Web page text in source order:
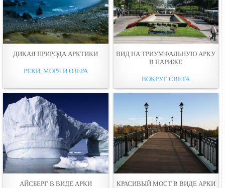
ДИКАЯ ПРИРОДА АРКТИКИ
РЕКИ, МОРЯ И ОЗЕРА
ВИД НА ТРИУМФАЛЬНУЮ АРКУ
В ПАРИЖЕ
ВОКРУГ СВЕТА
АЙСБЕРГ В ВИДЕ АРКИ КРАСИВЫЙ МОСТ В ВИДЕ АРКИ